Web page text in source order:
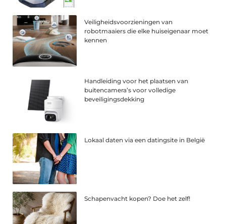
Veiligheidsvoorzieningen van
robotmaaiers die elke huiseigenaar moet
kennen
Handleiding voor het plaatsen van
buitencamera’s voor volledige
beveiligingsdekking
Lokaal daten via een datingsite in België
Schapenvacht kopen? Doe het zelf!